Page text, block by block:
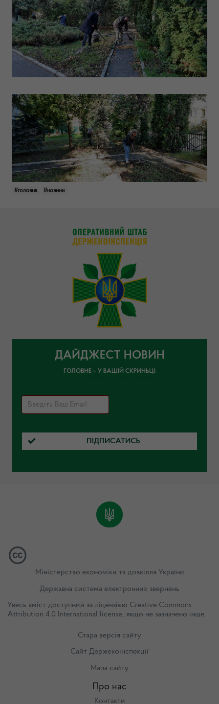
#головна #новини
ДАЙДЖЕСТ НОВИН
ГОЛОВНЕ – У ВАШІЙ СКРИНЬЦІ
ПІДПИСАТИСЬ
Міністерство економіки та довкілля України
Державна система електронних звернень
Увесь вміст доступний за ліцензією Creative Commons
Attribution 4.0 International license, якщо не зазначено інше.
Стара версія сайту
Сайт Держекоінспекції
Мапа сайту
Про нас
Контакти